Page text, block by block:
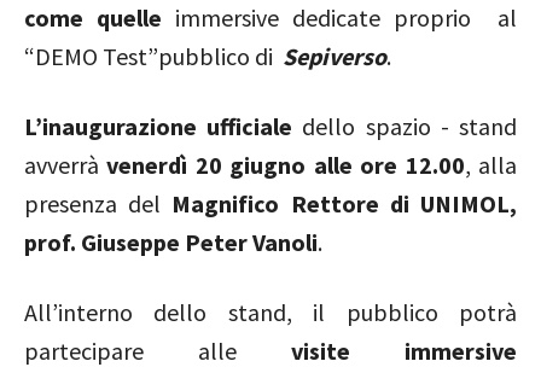
come quelle immersive dedicate proprio al
“DEMO Test”pubblico di Sepiverso.
L’inaugurazione ufficiale dello spazio - stand
avverràvenerdì 20 giugno alle ore 12.00, alla
presenza del Magnifico Rettore di UNIMOL,
prof. Giuseppe Peter Vanoli.
All’interno dello stand, il pubblico potrà
partecipare alle visite immersive